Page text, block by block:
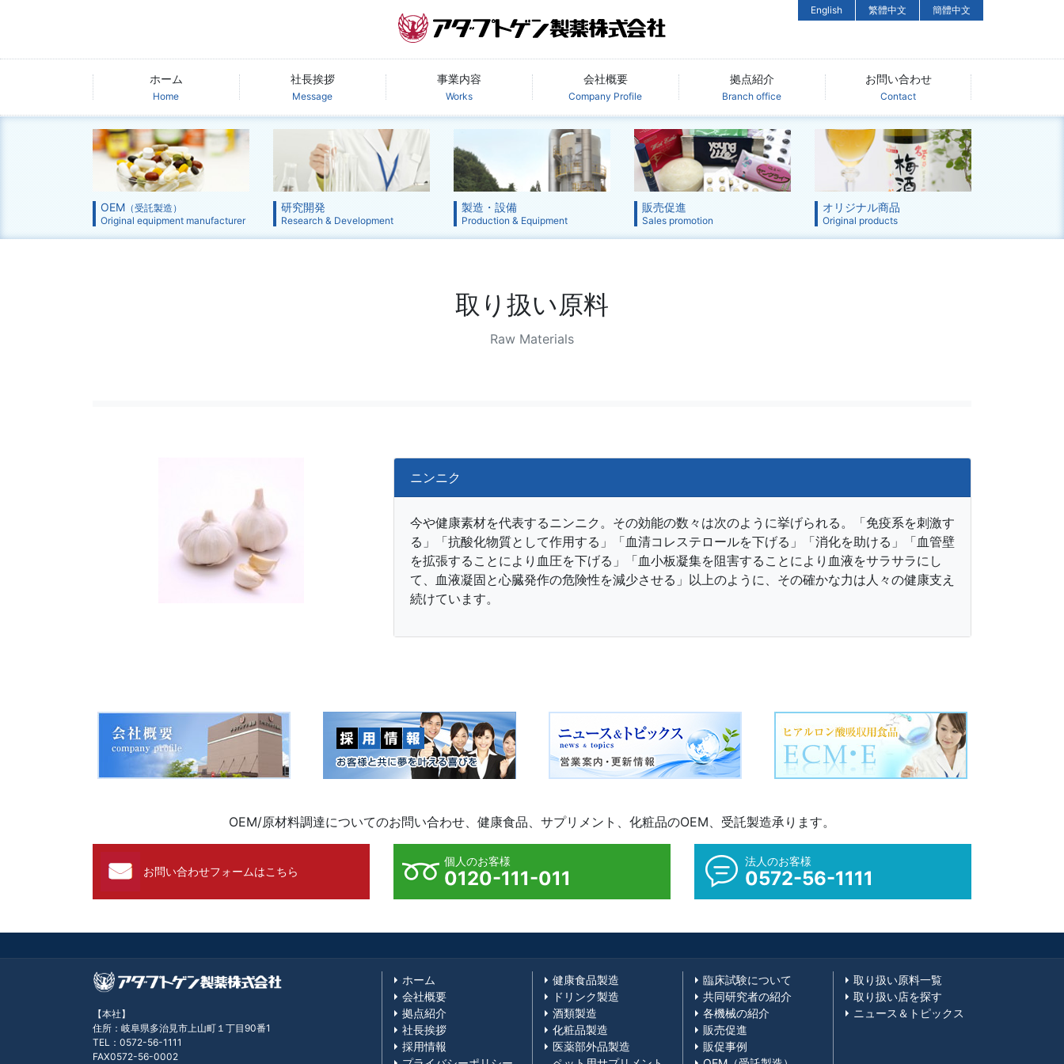
English 繁體中文 簡體中文
ホーム
Home
社長挨拶
Message
事業内容
Works
会社概要
Company Profile
拠点紹介
Branch office
お問い合わせ
Contact
OEM（受託製造）
Original equipment manufacturer
研究開発
Research & Development
製造・設備
Production & Equipment
販売促進
Sales promotion
オリジナル商品
Original products
取り扱い原料
Raw Materials
ニンニク
今や健康素材を代表するニンニク。その効能の数々は次のように挙げられる。「免疫系を刺激す
る」「抗酸化物質として作用する」「血清コレステロールを下げる」「消化を助ける」「血管壁
を拡張することにより血圧を下げる」「血小板凝集を阻害することにより血液をサラサラにし
て、血液凝固と心臓発作の危険性を減少させる」以上のように、その確かな力は人々の健康支え
続けています。
OEM/原材料調達についてのお問い合わせ、健康食品、サプリメント、化粧品のOEM、受託製造承ります。
お問い合わせフォームはこちら
個人のお客様
0120-111-011
法人のお客様
0572-56-1111
【本社】
住所：岐阜県多治見市上山町１丁目90番1
TEL：0572-56-1111
FAX0572-56-0002
ホーム
会社概要
拠点紹介
社長挨拶
採用情報
健康食品製造
ドリンク製造
酒類製造
化粧品製造
医薬部外品製造
臨床試験について
共同研究者の紹介
各機械の紹介
販売促進
販促事例
取り扱い原料一覧
取り扱い店を探す
ニュース＆トピックス